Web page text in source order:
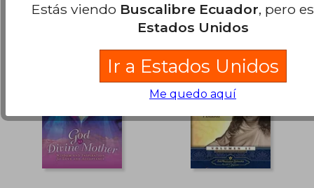
Estás viendo Buscalibre Ecuador, pero
Estados Unidos
Ir a Estados Unidos
Me quedo aquí